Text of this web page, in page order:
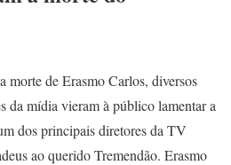
morte de Erasmo Carlos, diversos
da mídia vieram à público lamentar a
dos principais diretores da TV
ao querido Tremendão. Erasmo